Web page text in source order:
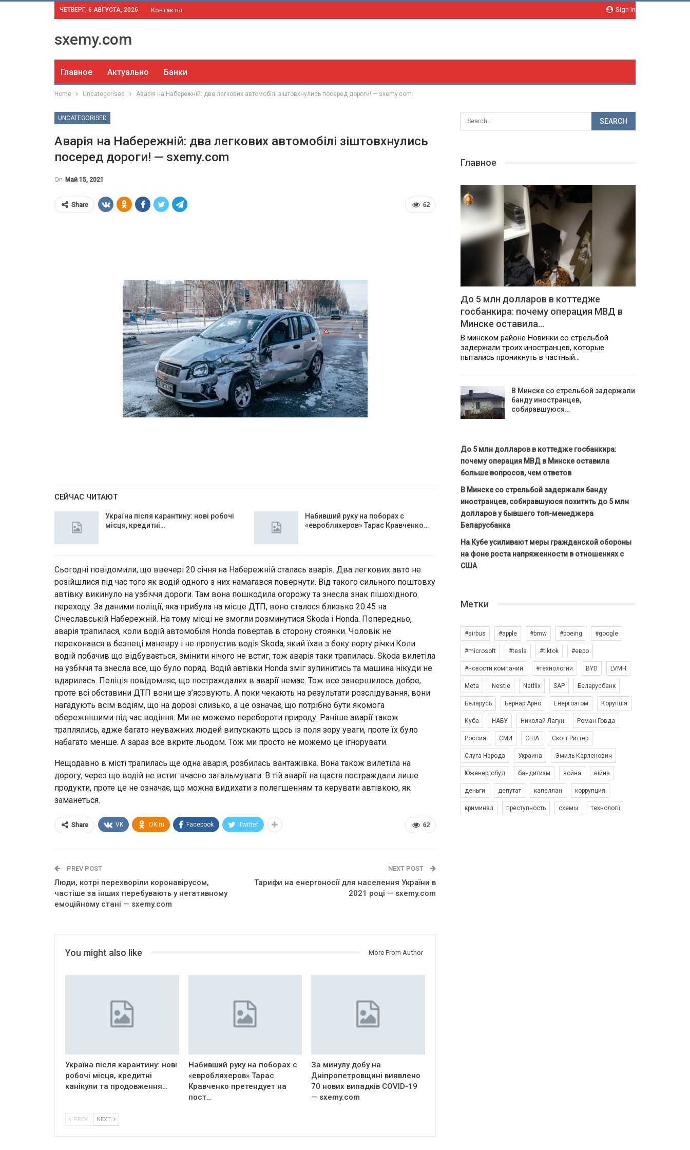
Sign in
ЧЕТВЕРГ, 6 АВГУСТА, 2026 Контакты
sxemy.com
Главное Актуально Банки
Home Uncategorised Аварія на Набережній: два легкових автомобілі зіштовхнулись посеред дороги! — sxemy.com
UNCATEGORISED
Аварія на Набережній: два легкових автомобілі зіштовхнулись
посеред дороги! — sxemy.com
On Май 15, 2021
62
Share
СЕЙЧАС ЧИТАЮТ
Україна після карантину: нові робочі
місця, кредитні…
Набивший руку на поборах с
«евробляхеров» Тарас Кравченко…
Сьогодні повідомили, що ввечері 20 січня на Набережній сталась аварія. Два легкових авто не
розійшлися під час того як водій одного з них намагався повернути. Від такого сильного поштовху
автівку викинуло на узбіччя дороги. Там вона пошкодила огорожу та знесла знак пішохідного
переходу. За даними поліції, яка прибула на місце ДТП, воно сталося близько 20:45 на
Січеславській Набережній. На тому місці не змогли розминутися Skoda і Honda. Попередньо,
аварія трапилася, коли водій автомобіля Honda повертав в сторону стоянки. Чоловік не
переконався в безпеці маневру і не пропустив водія Skoda, який їхав з боку порту річки.Коли
водій побачив що відбувається, змінити нічого не встиг, тож аварія таки трапилась. Skoda вилетіла
на узбіччя та знесла все, що було поряд. Водій автівки Honda зміг зупинитись та машина нікуди не
вдарилась. Поліція повідомляє, що постраждалих в аварії немає. Тож все завершилось добре,
проте всі обставини ДТП вони ще з’ясовують. А поки чекають на результати розслідування, вони
нагадують всім водіям, що на дорозі слизько, а це означає, що потрібно бути якомога
обережнішими під час водіння. Ми не можемо перебороти природу. Раніше аварії також
траплялись, адже багато неуважних людей випускають щось із поля зору уваги, проте їх було
набагато менше. А зараз все вкрите льодом. Тож ми просто не можемо це ігнорувати.
Нещодавно в місті трапилась ще одна аварія, розбилась вантажівка. Вона також вилетіла на
дорогу, через що водій не встиг вчасно загальмувати. В тій аварії на щастя постраждали лише
продукти, проте це не означає, що можна видихати з полегшенням та керувати автівкою, як
заманеться.
62
Share VK OK.ru Facebook Twitter
PREV POST
Люди, котрі перехворіли коронавірусом,
частіше за інших перебувають у негативному
емоційному стані — sxemy.com
NEXT POST
Тарифи на енергоносії для населення України в
2021 році — sxemy.com
You might also like More From Author
Україна після карантину: нові
робочі місця, кредитні
канікули та продовження…
Набивший руку на поборах с
«евробляхеров» Тарас
Кравченко претендует на
пост…
За минулу добу на
Дніпропетровщині виявлено
70 нових випадків COVID-19
— sxemy.com
PREV NEXT
Главное
До 5 млн долларов в коттедже
госбанкира: почему операция МВД в
Минске оставила…
В минском районе Новинки со стрельбой
задержали троих иностранцев, которые
пытались проникнуть в частный…
В Минске со стрельбой задержали
банду иностранцев,
собиравшуюся…
До 5 млн долларов в коттедже госбанкира:
почему операция МВД в Минске оставила
больше вопросов, чем ответов
В Минске со стрельбой задержали банду
иностранцев, собиравшуюся похитить до 5 млн
долларов у бывшего топ-менеджера
Беларусбанка
На Кубе усиливают меры гражданской обороны
на фоне роста напряженности в отношениях с
США
Метки
#airbus #apple #bmw #boeing #google
#microsoft #tesla #tiktok #евро
#новости компаний #технологии BYD LVMH
Meta Nestle Netflix SAP Беларусбанк
Беларусь Бернар Арно Енергоатом Корупція
Куба НАБУ Николай Лагун Роман Говда
Россия СМИ США Скотт Риттер
Слуга Народа Украина Эмиль Карленович
Юженергобуд бандитизм война війна
деньги депутат капеллан коррупция
криминал преступность схемы технології